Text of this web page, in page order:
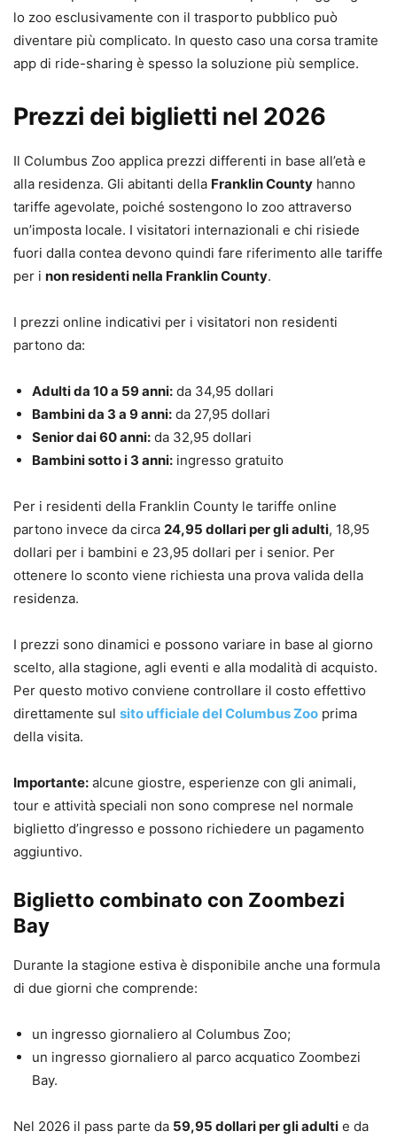
lo zoo esclusivamente con il trasporto pubblico può
diventare più complicato. In questo caso una corsa tramite
app di ride-sharing è spesso la soluzione più semplice.
Prezzi dei biglietti nel 2026
Il Columbus Zoo applica prezzi differenti in base all’età e
alla residenza. Gli abitanti della Franklin County hanno
tariffe agevolate, poiché sostengono lo zoo attraverso
un’imposta locale. I visitatori internazionali e chi risiede
fuori dalla contea devono quindi fare riferimento alle tariffe
per i non residenti nella Franklin County.
I prezzi online indicativi per i visitatori non residenti
partono da:
Adulti da 10 a 59 anni: da 34,95 dollari
Bambini da 3 a 9 anni: da 27,95 dollari
Senior dai 60 anni: da 32,95 dollari
Bambini sotto i 3 anni: ingresso gratuito
Per i residenti della Franklin County le tariffe online
partono invece da circa 24,95 dollari per gli adulti, 18,95
dollari per i bambini e 23,95 dollari per i senior. Per
ottenere lo sconto viene richiesta una prova valida della
residenza.
I prezzi sono dinamici e possono variare in base al giorno
scelto, alla stagione, agli eventi e alla modalità di acquisto.
Per questo motivo conviene controllare il costo effettivo
direttamente sul sito ufficiale del Columbus Zoo prima
della visita.
Importante: alcune giostre, esperienze con gli animali,
tour e attività speciali non sono comprese nel normale
biglietto d’ingresso e possono richiedere un pagamento
aggiuntivo.
Biglietto combinato con Zoombezi
Bay
Durante la stagione estiva è disponibile anche una formula
di due giorni che comprende:
un ingresso giornaliero al Columbus Zoo;
un ingresso giornaliero al parco acquatico Zoombezi
Bay.
Nel 2026 il pass parte da 59,95 dollari per gli adulti e da